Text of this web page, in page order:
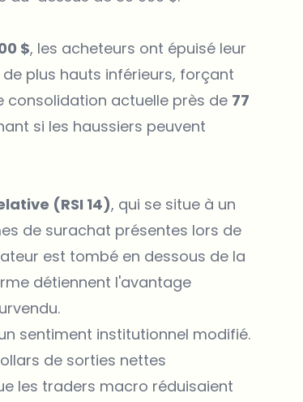
$, les acheteurs ont épuisé leur
plus hauts inférieurs, forçant
consolidation actuelle près de 77
si les haussiers peuvent
(RSI 14), qui se situe à un
de surachat présentes lors de
est tombé en dessous de la
détiennent l'avantage
sentiment institutionnel modifié.
de sorties nettes
les traders macro réduisaient